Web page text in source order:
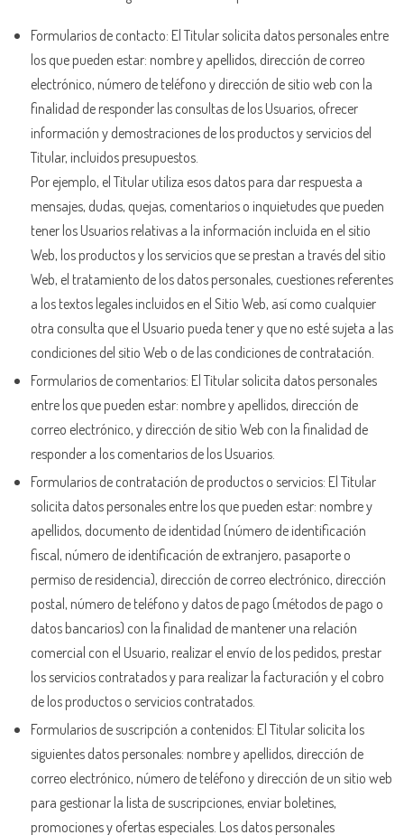
Formularios de contacto: El Titular solicita datos personales entre
los que pueden estar: nombre y apellidos, dirección de correo
electrónico, número de teléfono y dirección de sitio web con la
finalidad de responder las consultas de los Usuarios, ofrecer
información y demostraciones de los productos y servicios del
Titular, incluidos presupuestos.
Por ejemplo, el Titular utiliza esos datos para dar respuesta a
mensajes, dudas, quejas, comentarios o inquietudes que pueden
tener los Usuarios relativas a la información incluida en el sitio
Web, los productos y los servicios que se prestan a través del sitio
Web, el tratamiento de los datos personales, cuestiones referentes
a los textos legales incluidos en el Sitio Web, así como cualquier
otra consulta que el Usuario pueda tener y que no esté sujeta a las
condiciones del sitio Web o de las condiciones de contratación.
Formularios de comentarios: El Titular solicita datos personales
entre los que pueden estar: nombre y apellidos, dirección de
correo electrónico, y dirección de sitio Web con la finalidad de
responder a los comentarios de los Usuarios.
Formularios de contratación de productos o servicios: El Titular
solicita datos personales entre los que pueden estar: nombre y
apellidos, documento de identidad (número de identificación
fiscal, número de identificación de extranjero, pasaporte o
permiso de residencia), dirección de correo electrónico, dirección
postal, número de teléfono y datos de pago (métodos de pago o
datos bancarios) con la finalidad de mantener una relación
comercial con el Usuario, realizar el envío de los pedidos, prestar
los servicios contratados y para realizar la facturación y el cobro
de los productos o servicios contratados.
Formularios de suscripción a contenidos: El Titular solicita los
siguientes datos personales: nombre y apellidos, dirección de
correo electrónico, número de teléfono y dirección de un sitio web
para gestionar la lista de suscripciones, enviar boletines,
promociones y ofertas especiales. Los datos personales